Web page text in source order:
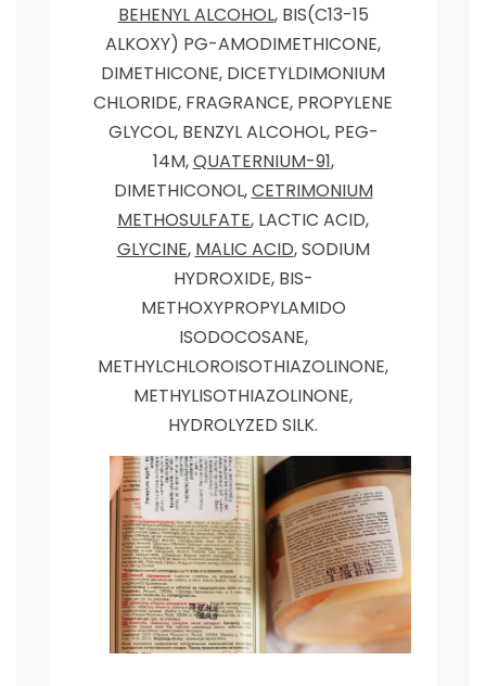
BEHENYL ALCOHOL, BIS(C13-15
ALKOXY) PG-AMODIMETHICONE,
DIMETHICONE, DICETYLDIMONIUM
CHLORIDE, FRAGRANCE, PROPYLENE
GLYCOL, BENZYL ALCOHOL, PEG-
14M,QUATERNIUM-91,
DIMETHICONOL,CETRIMONIUM
METHOSULFATE, LACTIC ACID,
GLYCINE, MALIC ACID, SODIUM
HYDROXIDE, BIS-
METHOXYPROPYLAMIDO
ISODOCOSANE,
METHYLCHLOROISOTHIAZOLINONE,
METHYLISOTHIAZOLINONE,
HYDROLYZED SILK.